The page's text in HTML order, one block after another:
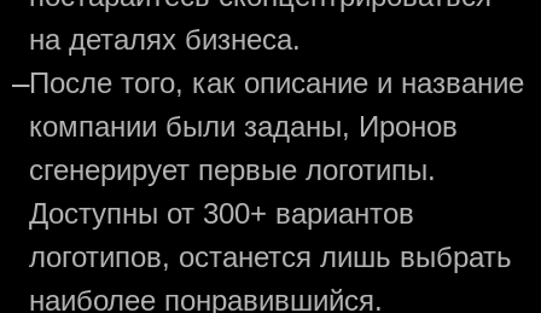
на деталях бизнеса.
—После того, как описание и название
компании были заданы, Иронов
сгенерирует первые логотипы.
Доступны от 300+ вариантов
логотипов, останется лишь выбрать
наиболее понравившийся.